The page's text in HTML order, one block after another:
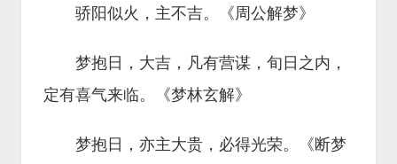
骄阳似火，主不吉。《周公解梦》
梦抱日，大吉，凡有营谋，旬日之内，
定有喜气来临。《梦林玄解》
梦抱日，亦主大贵，必得光荣。《断梦